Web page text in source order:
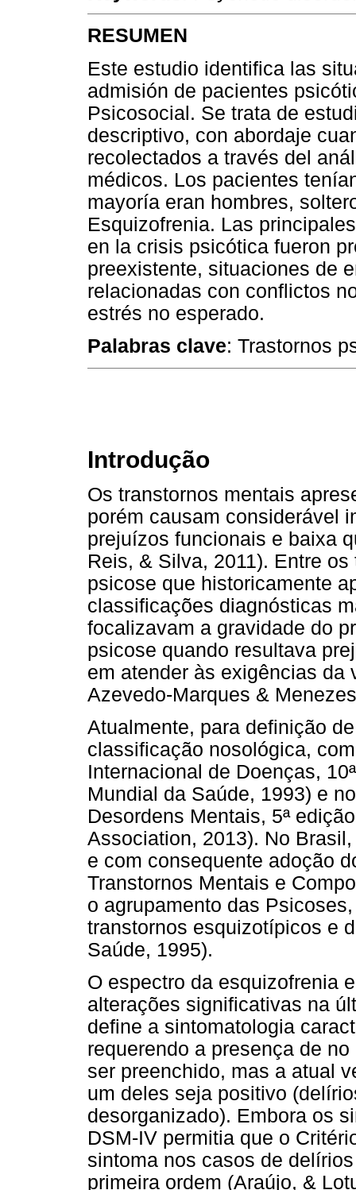
RESUMEN
Este estudio identifica las
admisión de pacientes
Psicosocial. Se trata de
descriptivo, con abordaje
recolectados a través del
médicos. Los pacientes
mayoría eran hombres,
Esquizofrenia. Las
en la crisis psicótica fueron
preexistente, situaciones de
relacionadas con conflictos
estrés no esperado.
Palabras clave: Trastornos
Introdução
Os transtornos mentais
porém causam considerável
prejuízos funcionais e baixa
Reis, & Silva, 2011). Entre
psicose que historicamente
classificações diagnósticas
focalizavam a gravidade do
psicose quando resultava
em atender às exigências da
Azevedo-Marques &
Atualmente, para definição
classificação nosológica,
Internacional de Doenças,
Mundial da Saúde, 1993) e
Desordens Mentais, 5ª
Association, 2013). No
e com consequente adoção
Transtornos Mentais e
o agrupamento das
transtornos esquizotípicos e
Saúde, 1995).
O espectro da esquizofrenia
alterações significativas na
define a sintomatologia
requerendo a presença de
ser preenchido, mas a atual
um deles seja positivo
desorganizado). Embora os
DSM-IV permitia que o
sintoma nos casos de
primeira ordem (Araújo, &